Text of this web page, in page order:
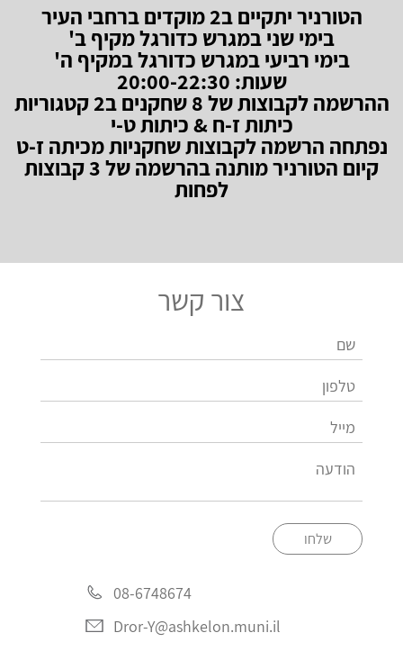
הטורניר יתקיים ב2 מוקדים ברחבי העיר
בימי שני במגרש כדורגל מקיף ב'
בימי רביעי במגרש כדורגל במקיף ה'
שעות: 20:00-22:30
ההרשמה לקבוצות של 8 שחקנים ב2 קטגוריות
כיתות ז-ח & כיתות ט-י
נפתחה הרשמה לקבוצות שחקניות מכיתה ז-ט
קיום הטורניר מותנה בהרשמה של 3 קבוצות
לפחות
צור קשר
שלחו
08-6748674
Dror-Y@ashkelon.muni.il